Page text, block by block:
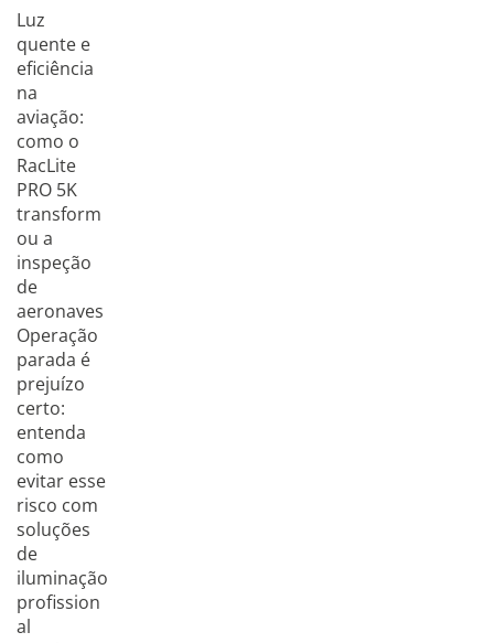
Luz
quente e
eficiência
na
aviação:
como o
RacLite
PRO 5K
transform
ou a
inspeção
de
aeronaves
Operação
parada é
prejuízo
certo:
entenda
como
evitar esse
risco com
soluções
de
iluminação
profission
al